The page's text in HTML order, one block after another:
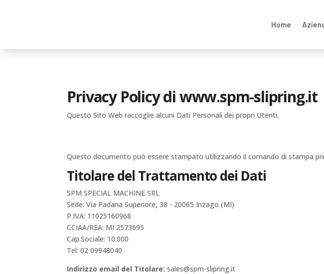
Home
Privacy Policy diwww.spm-slipring.it
Questo Sito Web raccoglie alcuni Dati Personali dei propri Utenti.
Questo documento può essere stampato utilizzando il comando di stampa
Titolare del Trattamento dei Dati
SPM SPECIAL MACHINE SRL
Sede: Via Padana Superiore, 38 - 20065 Inzago (MI)
P.IVA: 11025160968
CCIAA/REA: MI 2573695
Cap.Sociale: 10.000
Tel: 02 09948040
Indirizzo email del Titolare: sales@spm-slipring.it